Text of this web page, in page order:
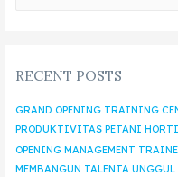
RECENT POSTS
GRAND OPENING TRAINING
PRODUKTIVITAS PETANI
OPENING MANAGEMENT
MEMBANGUN TALENTA